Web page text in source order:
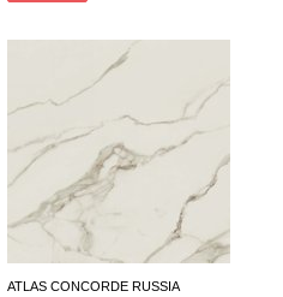
ATLAS CONCORDE RUSSIA